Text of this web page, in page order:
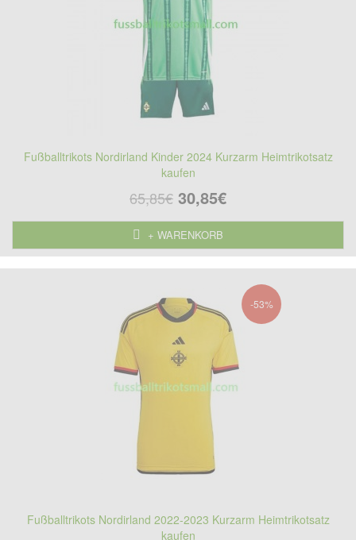
Fußballtrikots Nordirland Kinder 2024 Kurzarm Heimtrikotsatz
kaufen
65,85€ 30,85€
+ WARENKORB
-53%
Fußballtrikots Nordirland 2022-2023 Kurzarm Heimtrikotsatz
kaufen